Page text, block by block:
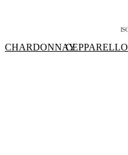
CHARDONNAYCEPPARELLO